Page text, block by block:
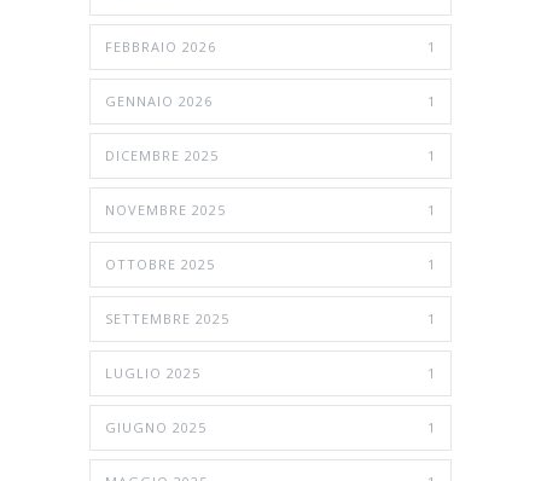
FEBBRAIO 2026 1
GENNAIO 2026 1
DICEMBRE 2025 1
NOVEMBRE 2025 1
OTTOBRE 2025 1
SETTEMBRE 2025 1
LUGLIO 2025 1
GIUGNO 2025 1